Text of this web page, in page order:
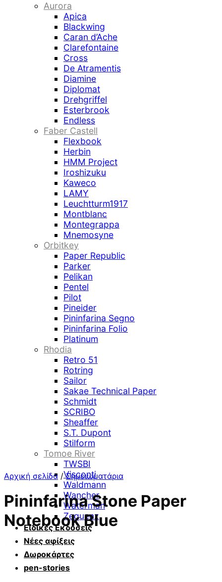
Aurora
Apica
Blackwing
Caran d’Ache
Clarefontaine
Cross
De Atramentis
Diamine
Diplomat
Drehgriffel
Esterbrook
Endless
Faber Castell
Flexbook
Herbin
HMM Project
Iroshizuku
Kaweco
LAMY
Leuchtturm1917
Montblanc
Montegrappa
Mnemosyne
Orbitkey
Paper Republic
Parker
Pelikan
Pentel
Pilot
Pineider
Pininfarina Segno
Pininfarina Folio
Platinum
Rhodia
Retro 51
Rotring
Sailor
Sakae Technical Paper
Schmidt
SCRIBO
Sheaffer
S.T. Dupont
Stilform
Tomoe River
TWSBI
Visconti
Waldmann
Wancher
Waterman
Zequenz
Ειδικές Εκδόσεις
Νέες αφίξεις
Δωροκάρτες
pen-stories
Αρχική σελίδα / Σημειωματάρια
Pininfarina Stone Paper
Notebook Blue